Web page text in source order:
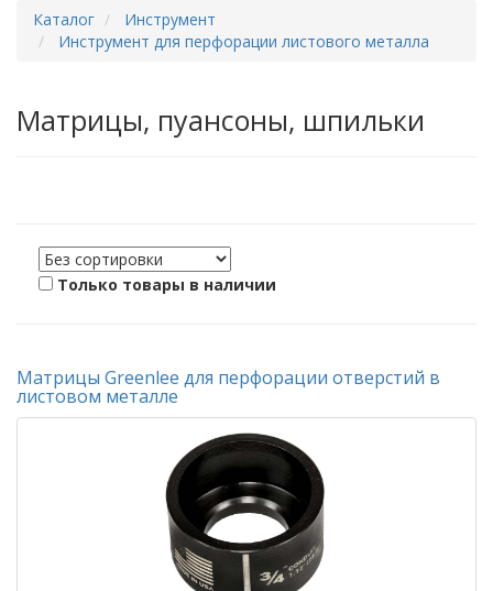
Каталог
Инструмент
Инструмент для перфорации листового металла
Матрицы, пуансоны, шпильки
Только товары в наличии
Матрицы Greenlee для перфорации отверстий в
листовом металле